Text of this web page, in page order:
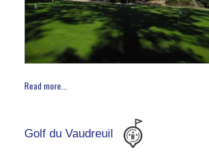
Read more...
Golf du Vaudreuil